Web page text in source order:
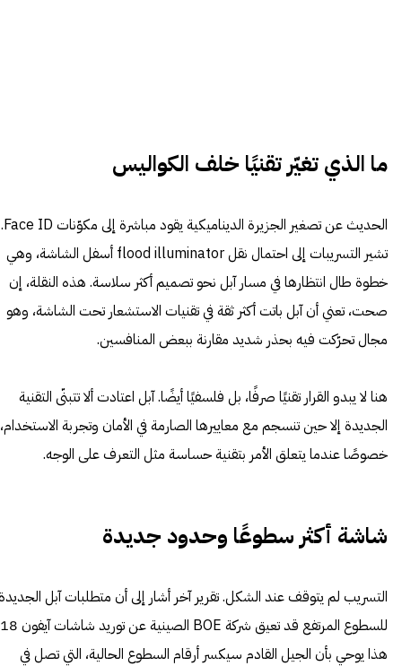
ما الذي تغيّر تقنيًا خلف الكواليس
الحديث عن تصغير الجزيرة الديناميكية يقود مباشرة إلى مكوّنات Face ID.
تشير التسريبات إلى احتمال نقل flood illuminator أسفل الشاشة، وهي
خطوة طال انتظارها في مسار آبل نحو تصميم أكثر سلاسة. هذه النقلة، إن
صحت، تعني أن آبل باتت أكثر ثقة في تقنيات الاستشعار تحت الشاشة، وهو
مجال تحرّكت فيه بحذر شديد مقارنة ببعض المنافسين.
هنا لا يبدو القرار تقنيًا صرفًا، بل فلسفيًا أيضًا. آبل اعتادت ألا تتبنّى التقنية
الجديدة إلا حين تنسجم مع معاييرها الصارمة في الأمان وتجربة الاستخدام،
خصوصًا عندما يتعلق الأمر بتقنية حساسة مثل التعرف على الوجه.
شاشة أكثر سطوعًا وحدود جديدة
التسريب لم يتوقف عند الشكل. تقرير آخر أشار إلى أن متطلبات آبل
هذا يوحي بأن الجيل القادم سيكسر أرقام السطوع الحالية، التي تصل في